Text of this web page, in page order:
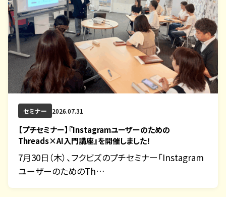
セミナー 2026.07.31
【プチセミナー】『Instagramユーザーのための
Threads×AI入門講座』を開催しました！
7月30日（木）、フクビズのプチセミナー「Instagram
ユーザーのためのTh…